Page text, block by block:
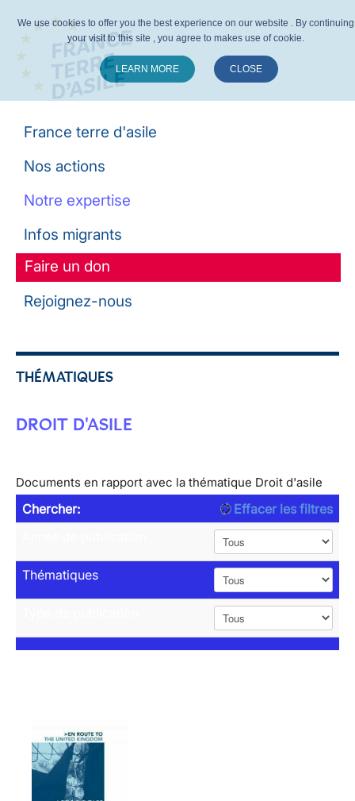
France terre d'asile
Nos actions
Notre expertise
Infos migrants
Faire un don
Rejoignez-nous
THÉMATIQUES
DROIT D'ASILE
Documents en rapport avec la thématique Droit d'asile
Chercher:
Effacer les filtres
Thématiques
We use cookies to offer you the best experience on our website . By continuing
your visit to this site , you agree to makes use of cookie.
LEARN MORE CLOSE